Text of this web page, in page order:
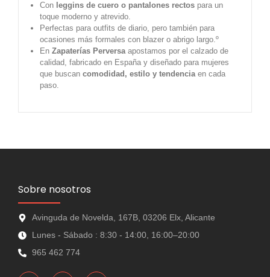
Con leggins de cuero o pantalones rectos para un
toque moderno y atrevido.
Perfectas para outfits de diario, pero también para
ocasiones más formales con blazer o abrigo largo.º
En Zapaterías Perversaapostamos por el calzado de
calidad, fabricado en España y diseñado para mujeres
que buscan comodidad, estilo y tendenciaen cada
paso.
Sobre nosotros
Avinguda de Novelda, 167B, 03206 Elx, Alicante
Lunes - Sábado : 8:30 - 14:00, 16:00–20:00
965 462 774